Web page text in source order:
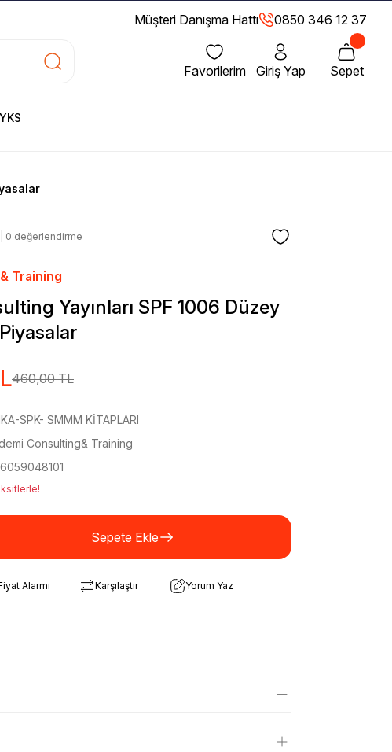
Müşteri Danışma Hattı 0850 346 12 37
Favorilerim Giriş Yap Sepet
YKS
0 değerlendirme
Training
Yayınları SPF 1006 Düzey
460,00 TL
SPK- SMMM KİTAPLARI
Consulting& Training
Sepete Ekle
Alarmı Karşılaştır
Yorum Yaz